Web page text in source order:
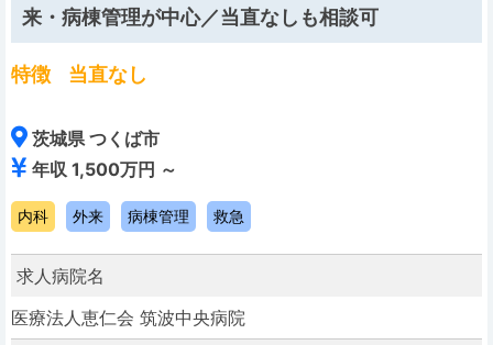
来・病棟管理が中心／当直なしも相談可
特徴 当直なし
茨城県 つくば市
年収 1,500万円 ～
内科 外来 病棟管理 救急
求人病院名
医療法人恵仁会 筑波中央病院